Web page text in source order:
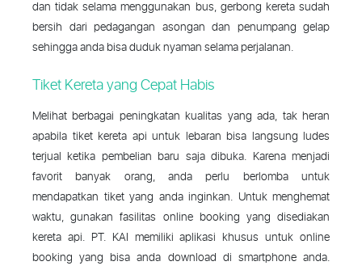
dan tidak selama menggunakan bus, gerbong kereta sudah
bersih dari pedagangan asongan dan penumpang gelap
sehingga anda bisa duduk nyaman selama perjalanan.
Tiket Kereta yang Cepat Habis
Melihat berbagai peningkatan kualitas yang ada, tak heran
apabila tiket kereta api untuk lebaran bisa langsung ludes
terjual ketika pembelian baru saja dibuka. Karena menjadi
favorit banyak orang, anda perlu berlomba untuk
mendapatkan tiket yang anda inginkan. Untuk menghemat
waktu, gunakan fasilitas online booking yang disediakan
kereta api. PT. KAI memiliki aplikasi khusus untuk online
booking yang bisa anda download di smartphone anda.